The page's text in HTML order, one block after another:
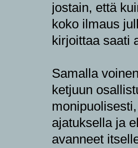
jostain, että
koko ilmaus
kirjoittaa saati
Samalla
ketjuun
ajatuksella ja
avanneet